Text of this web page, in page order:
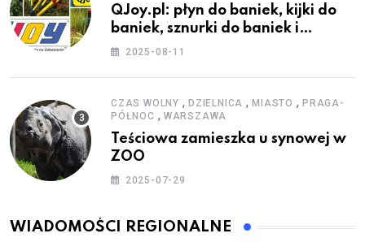
QJoy.pl: płyn do baniek, kijki do
baniek, sznurki do baniek i
zestawy do baniek
2025-08-11
CZAS WOLNY , DZIELNICA ,MIASTO ,PRAGA-
PÓŁNOC , WARSZAWA
Teściowa zamieszka u synowej w
ZOO
2025-07-29
WIADOMOŚCI REGIONALNE